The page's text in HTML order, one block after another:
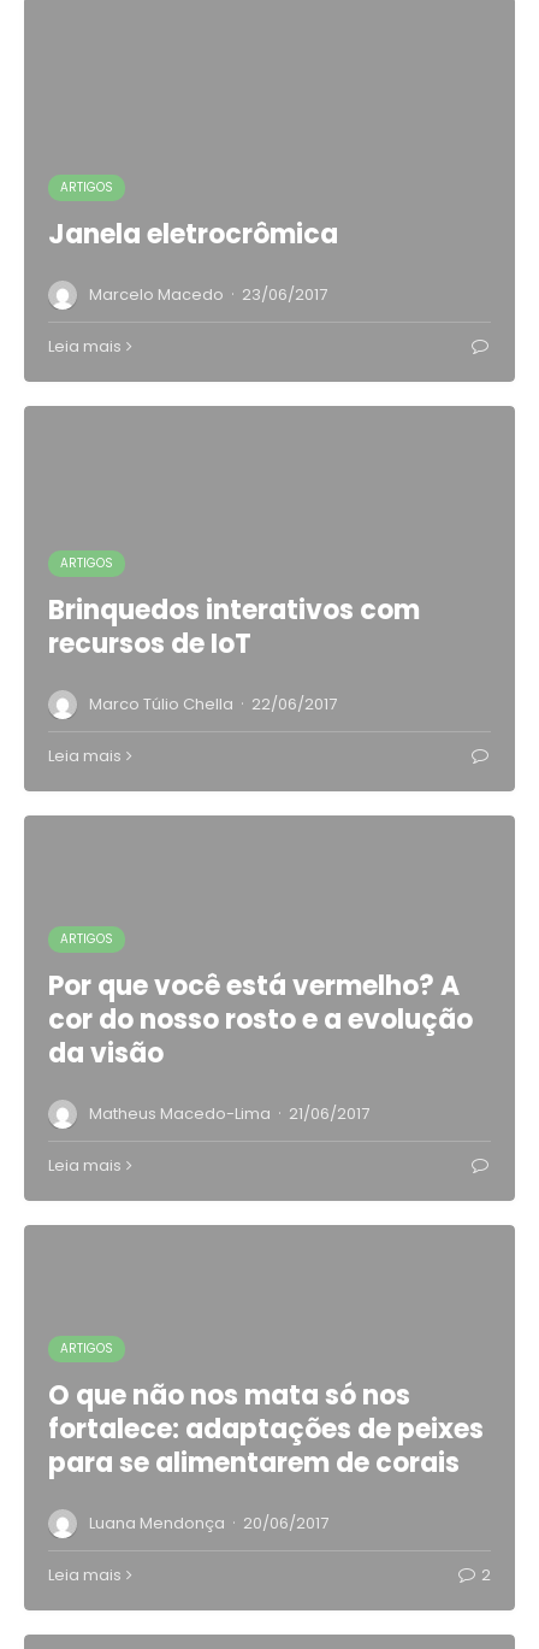
ARTIGOS
Janela eletrocrômica
Marcelo Macedo · 23/06/2017
Leia mais
ARTIGOS
Brinquedos interativos com
recursos de IoT
Marco Túlio Chella · 22/06/2017
Leia mais
ARTIGOS
Por que você está vermelho? A
cor do nosso rosto e a evolução
da visão
Matheus Macedo-Lima · 21/06/2017
Leia mais
ARTIGOS
O que não nos mata só nos
fortalece: adaptações de peixes
para se alimentarem de corais
Luana Mendonça · 20/06/2017
Leia mais 2